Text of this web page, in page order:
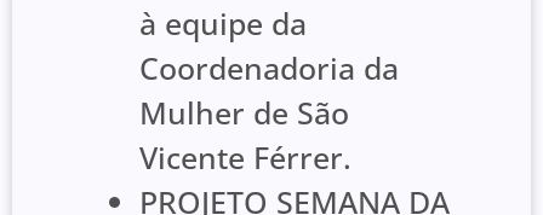
à equipe da
Coordenadoria da
Mulher de São
Vicente Férrer.
PROJETO SEMANA DA